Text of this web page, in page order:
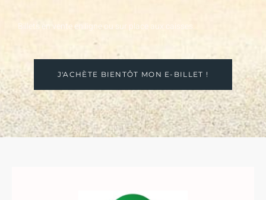
Billets en vente en ligne ou sur place aux caisses.
J'ACHÈTE BIENTÔT MON E-BILLET !